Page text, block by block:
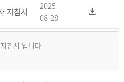
지침서
2025-
08-28
침서 입니다